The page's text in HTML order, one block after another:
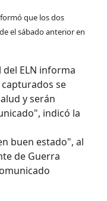
que los dos
el sábado anterior en
ELN informa
se
y serán
indicó la
buen estado", al
de Guerra